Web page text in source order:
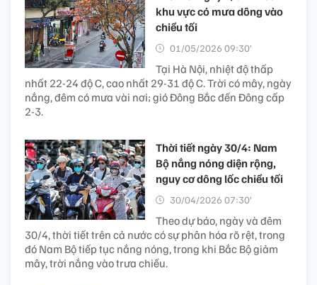
khu vực có mưa dông vào
chiều tối
01/05/2026 09:30’
Tại Hà Nội, nhiệt độ thấp
nhất 22-24 độ C, cao nhất 29-31 độ C. Trời có mây, ngày
nắng, đêm có mưa vài nơi; gió Đông Bắc đến Đông cấp
2-3.
Thời tiết ngày 30/4: Nam
Bộ nắng nóng diện rộng,
nguy cơ dông lốc chiều tối
30/04/2026 07:30’
Theo dự báo, ngày và đêm
30/4, thời tiết trên cả nước có sự phân hóa rõ rệt, trong
đó Nam Bộ tiếp tục nắng nóng, trong khi Bắc Bộ giảm
mây, trời nắng vào trưa chiều.